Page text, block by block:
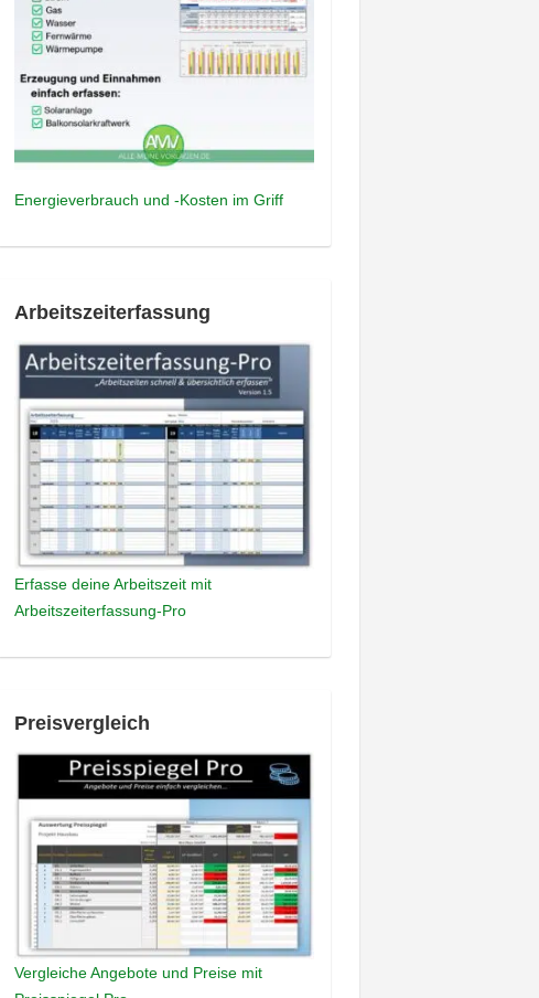
Energieverbrauch und -Kosten im Griff
Arbeitszeiterfassung
Erfasse deine Arbeitszeit mit
Arbeitszeiterfassung-Pro
Preisvergleich
Vergleiche Angebote und Preise mit